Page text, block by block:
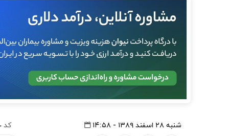
شنبه ۲۸ اسفند ۱۳۸۹ - ۱۴:۵۸ کد